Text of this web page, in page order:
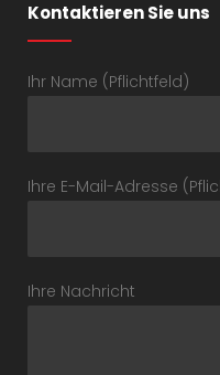
Kontaktieren Sie uns
Ihr Name (Pflichtfeld)
Ihre E-Mail-Adresse
Ihre Nachricht